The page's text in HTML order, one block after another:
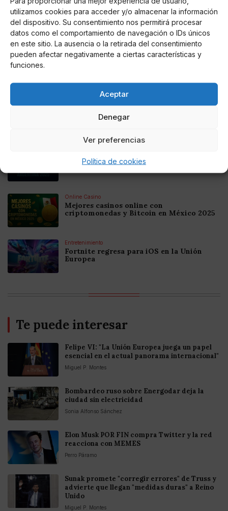
utilizamos cookies para acceder y/o almacenar la información
del dispositivo. Su consentimiento nos permitirá procesar
datos como el comportamiento de navegación o IDs únicos
en este sitio. La ausencia o la retirada del consentimiento
pueden afectar negativamente a ciertas características y
funciones.
Aceptar
Denegar
Ver preferencias
Política de cookies
AUTOR
Edurne García Ordóñez
Noticias relacionadas
Online Casino
Mejores Cripto Casinos Online en
Colombia 2025: Bitcoin Casinos
Mejores Casinos Online con Bitcoin y
Criptomonedas en Argentina 2025
Online Casino
Mejores casinos online con
criptomonedas y Bitcoin en México 2025
Entretenimiento
Fortnite regresa para iOS en la Unión
Europea
Te puede interesar
Felipe VI: "La Unión Europea juega un papel
esencial en el actual panorama internacional"
Miguel P. Montes
Bombardeo ruso sobre Energodar deja la
ciudad sin electricidad
Sonia Alfonso Sánchez
Elon Musk POR FIN compra Twitter y la red
reacciona con MEMES
Perro Páramo
Sunak promete "corregir errores" de Truss y
advierte que llegan "medidas duras" a Reino
Unido
Miguel P. Montes